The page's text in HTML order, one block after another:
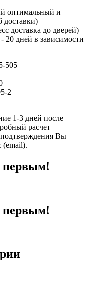
оптимальный и
доставки)
доставка до дверей)
20 дней в зависимости
505
2
1-3 дней после
расчет
подтверждения Вы
(email).
первым!
первым!